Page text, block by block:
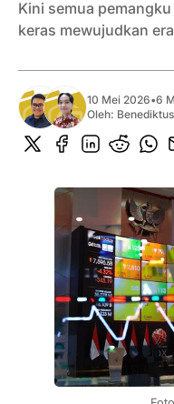
Kini semua
keras mewujudkan
10 Mei 2026•6
Oleh: